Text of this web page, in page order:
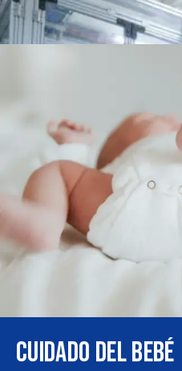
Cuidado del Bebé